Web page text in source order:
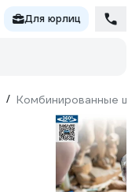
Для юрлиц
/ Комбинированные